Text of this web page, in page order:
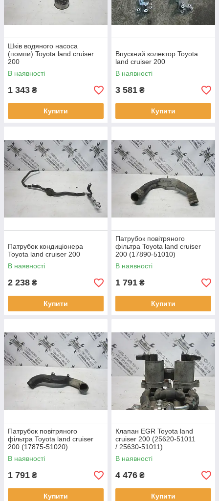
Шків водяного насоса
(помпи) Toyota land cruiser
200
В наявності
1 343 ₴
Купити
Впускний колектор Toyota
land cruiser 200
В наявності
3 581 ₴
Купити
Патрубок кондиціонера
Toyota land cruiser 200
В наявності
2 238 ₴
Купити
Патрубок повітряного
фільтра Toyota land cruiser
200 (17890-51010)
В наявності
1 791 ₴
Купити
Патрубок повітряного
фільтра Toyota land cruiser
200 (17875-51020)
В наявності
1 791 ₴
Купити
Клапан EGR Toyota land
cruiser 200 (25620-51011
/ 25630-51011)
В наявності
4 476 ₴
Купити